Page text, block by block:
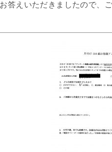
答えいただきましたので、ご